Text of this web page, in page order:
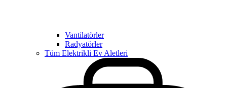
Vantilatörler
Radyatörler
Tüm Elektrikli Ev Aletleri